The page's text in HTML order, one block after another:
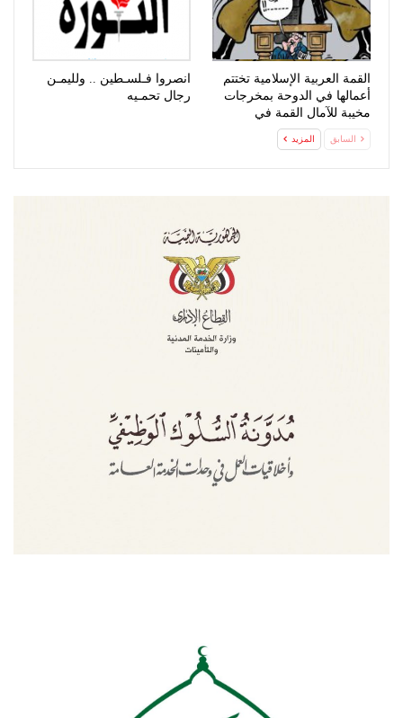
القمة العربية الإسلامية تختتم
أعمالها في الدوحة بمخرجات
مخيبة للآمال القمة في
انصروا فـلسـطين .. ولليمـن
رجال تحمـيه
السابق المزيد